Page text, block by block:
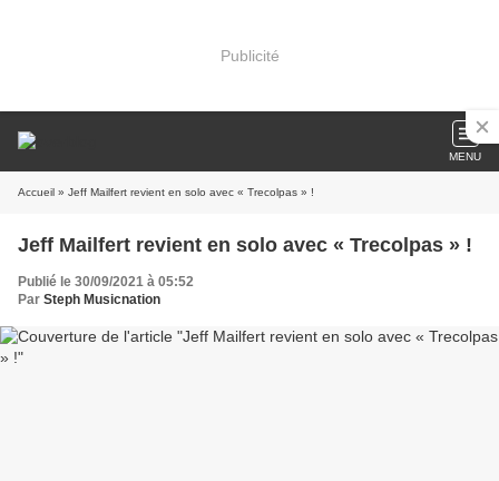
Publicité
MENU
Accueil » Jeff Mailfert revient en solo avec « Trecolpas » !
Jeff Mailfert revient en solo avec « Trecolpas » !
Publié le 30/09/2021 à 05:52
Par Steph Musicnation